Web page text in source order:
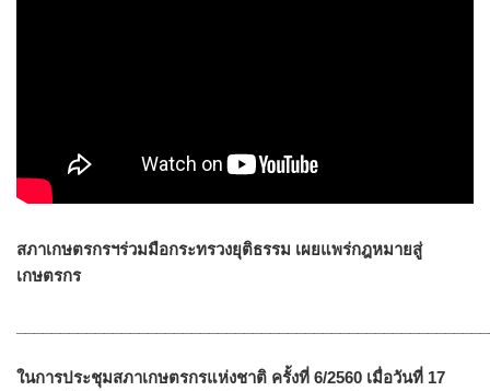
สภาเกษตรกรฯร่วมมือกระทรวงยุติธรรม เผยแพร่กฎหมายสู่
เกษตรกร
ในการประชุมสภาเกษตรกรแห่งชาติ ครั้งที่ 6/2560 เมื่อวันที่ 17